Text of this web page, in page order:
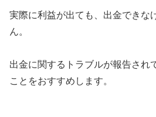
実際に利益が出ても、出金できな
ん。
出金に関するトラブルが報告され
ことをおすすめします。